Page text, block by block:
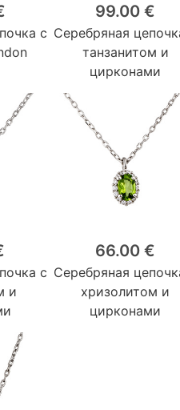
с
99.00 €
Серебряная
танзанитом и
цирконами
с
и
66.00 €
Серебряная
хризолитом и
цирконами